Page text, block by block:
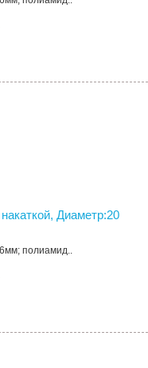
Диаметр:20
полиамид..